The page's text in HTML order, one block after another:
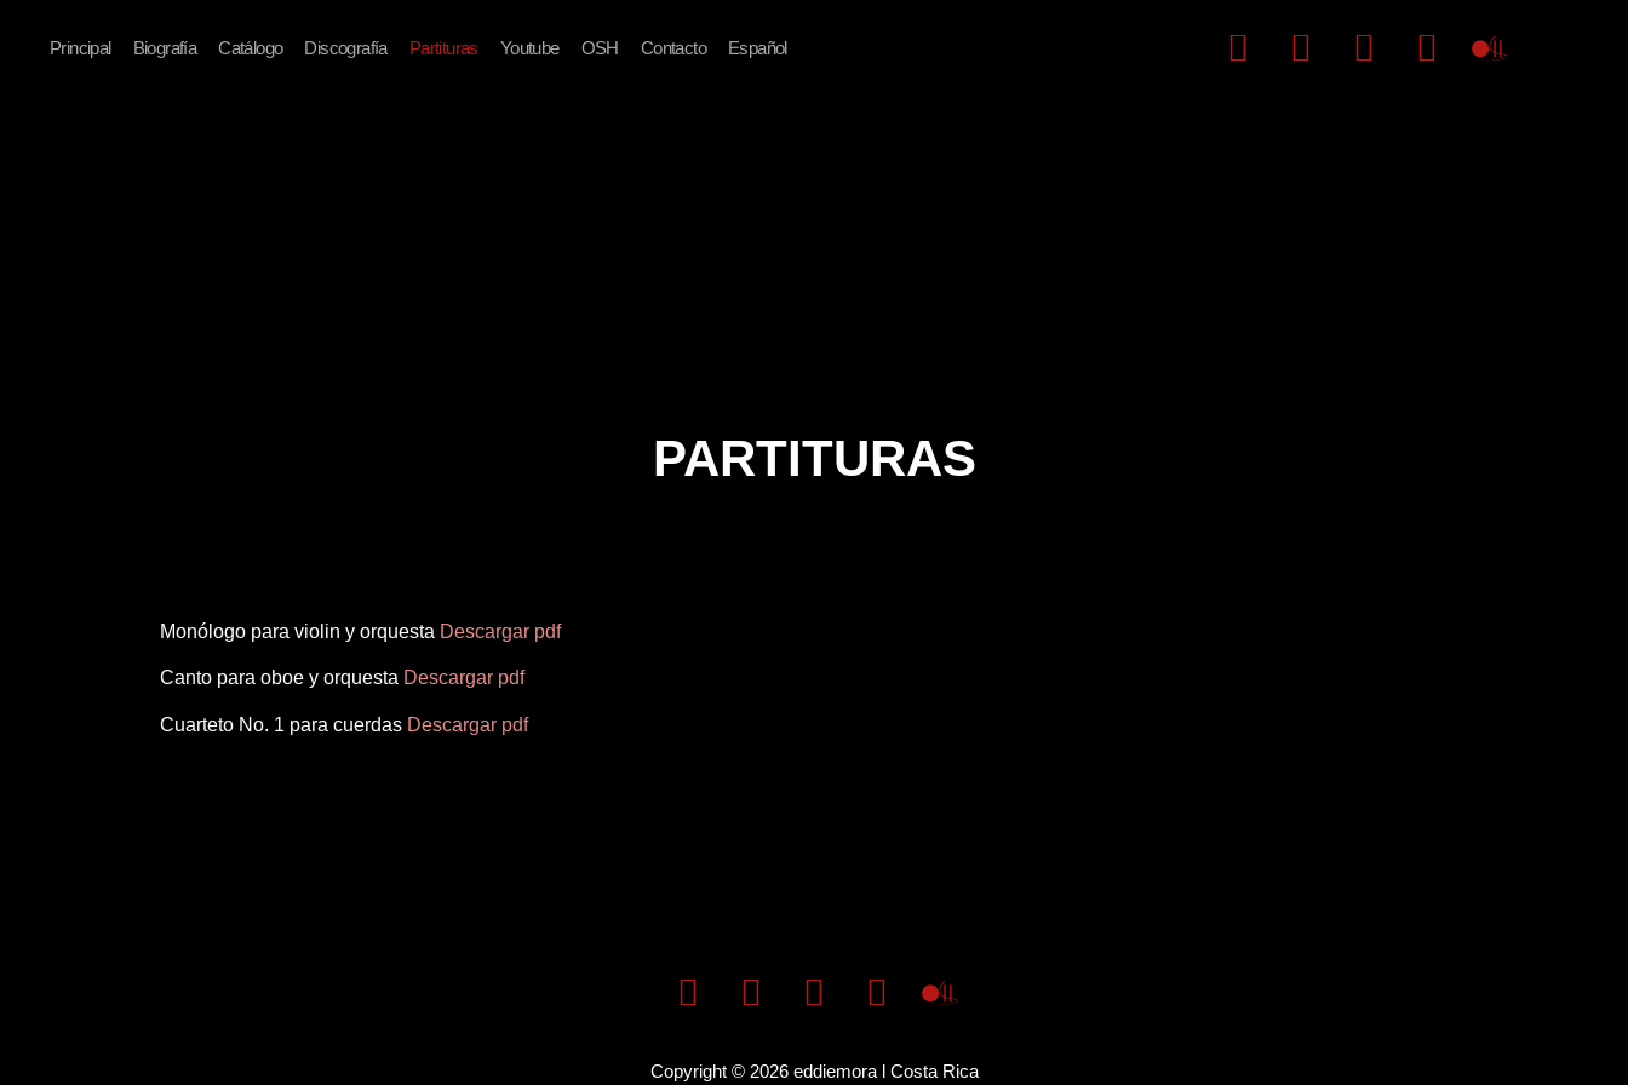
Principal Biografía Catálogo Discografía Partituras Youtube OSH Contacto Español
PARTITURAS
Monólogo para violin y orquesta Descargar pdf
Canto para oboe y orquesta Descargar pdf
Cuarteto No. 1 para cuerdas Descargar pdf
Copyright © 2026 eddiemora l Costa Rica